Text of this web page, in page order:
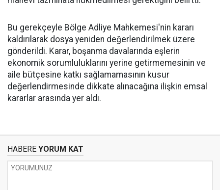
Bu gerekçeyle Bölge Adliye Mahkemesi'nin kararı
kaldırılarak dosya yeniden değerlendirilmek üzere
gönderildi. Karar, boşanma davalarında eşlerin
ekonomik sorumluluklarını yerine getirmemesinin ve
aile bütçesine katkı sağlamamasının kusur
değerlendirmesinde dikkate alınacağına ilişkin emsal
kararlar arasında yer aldı.
HABERE YORUM KAT